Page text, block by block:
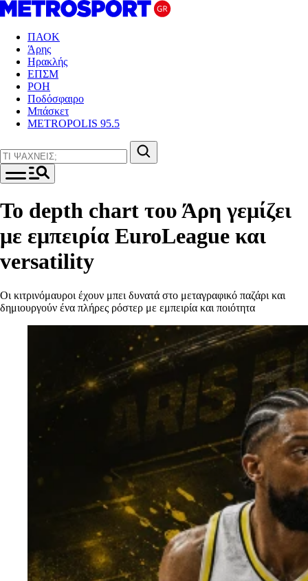
ΠΑΟΚ
Άρης
Ηρακλής
ΕΠΣΜ
ΡΟΗ
Ποδόσφαιρο
Μπάσκετ
METROPOLIS 95.5
Το depth chart του Άρη γεμίζει
με εμπειρία EuroLeague και
versatility
Οι κιτρινόμαυροι έχουν μπει δυνατά στο μεταγραφικό παζάρι και
δημιουργούν ένα πλήρες ρόστερ με εμπειρία και ποιότητα